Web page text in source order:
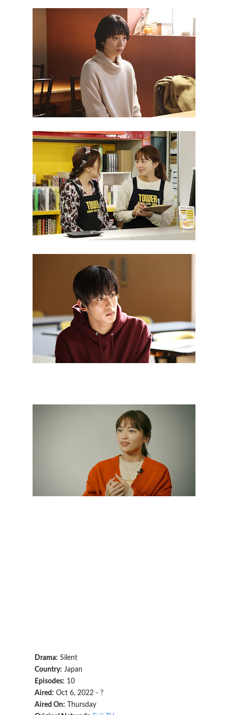
Drama: Silent
Country: Japan
Episodes: 10
Aired: Oct 6, 2022 - ?
Aired On:
Thursday